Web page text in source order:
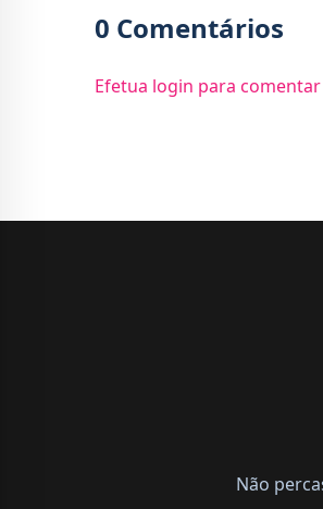
0 Comentários
Efetua login para comentar
Não